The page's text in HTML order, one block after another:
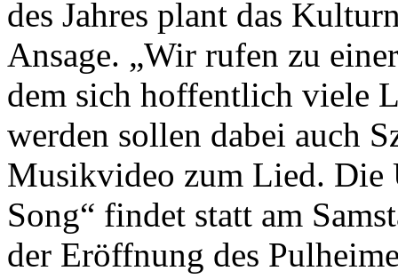
des Jahres plant das
Ansage. „Wir rufen zu
dem sich hoffentlich viele
werden sollen dabei auch
Musikvideo zum Lied. Die
Song“ findet statt am
der Eröffnung des